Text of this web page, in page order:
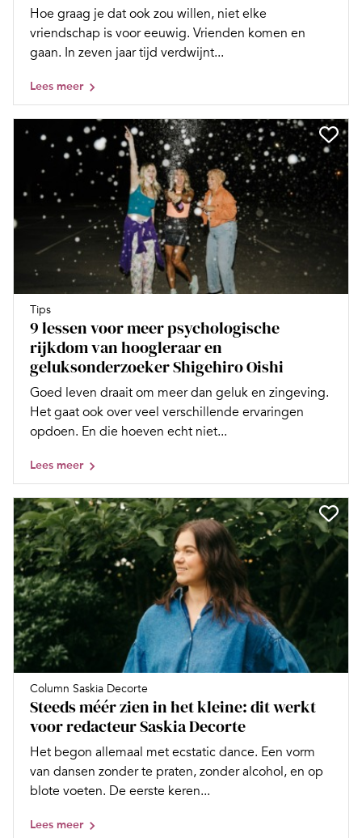
Hoe graag je dat ook zou willen, niet elke
vriendschap is voor eeuwig. Vrienden komen en
gaan. In zeven jaar tijd verdwijnt...
Lees meer
Tips
9 lessen voor meer psychologische
rijkdom van hoogleraar en
geluksonderzoeker Shigehiro Oishi
Goed leven draait om meer dan geluk en zingeving.
Het gaat ook over veel verschillende ervaringen
opdoen. En die hoeven echt niet...
Lees meer
Column Saskia Decorte
Steeds méér zien in het kleine: dit werkt
voor redacteur Saskia Decorte
Het begon allemaal met ecstatic dance. Een vorm
van dansen zonder te praten, zonder alcohol, en op
blote voeten. De eerste keren...
Lees meer